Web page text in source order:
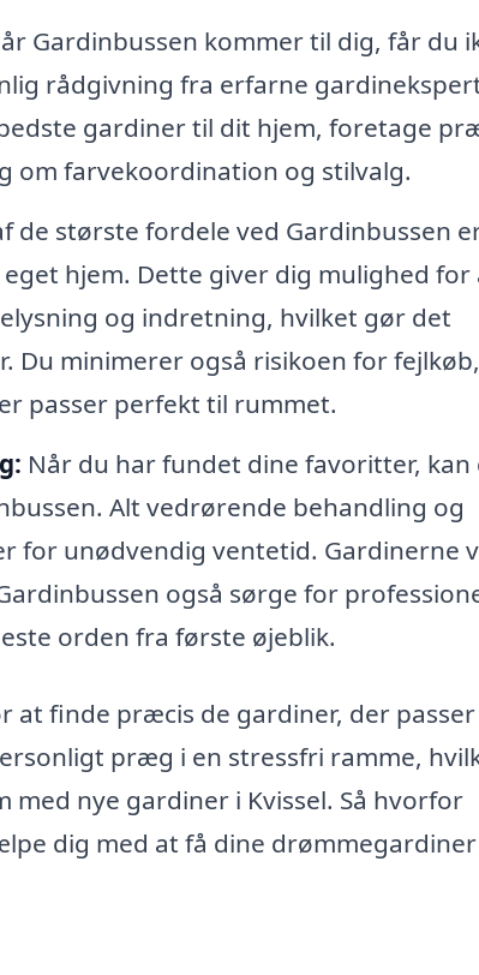
Gardinbussen kommer til dig, får du
rådgivning fra erfarne
gardiner til dit hjem, foretage
om farvekoordination og stilvalg.
de største fordele ved Gardinbussen
hjem. Dette giver dig mulighed for
og indretning, hvilket gør det
minimerer også risikoen for
passer perfekt til rummet.
Når du har fundet dine favoritter, kan
Alt vedrørende behandling og
for unødvendig ventetid. Gardinerne
også sørge for
orden fra første øjeblik.
at finde præcis de gardiner, der
præg i en stressfri ramme,
nye gardiner i Kvissel. Så hvorfor
dig med at få dine